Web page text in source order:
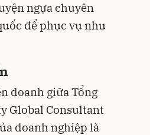
ngựa chuyên
để phục vụ nhu
doanh giữa Tổng
Global Consultant
doanh nghiệp là